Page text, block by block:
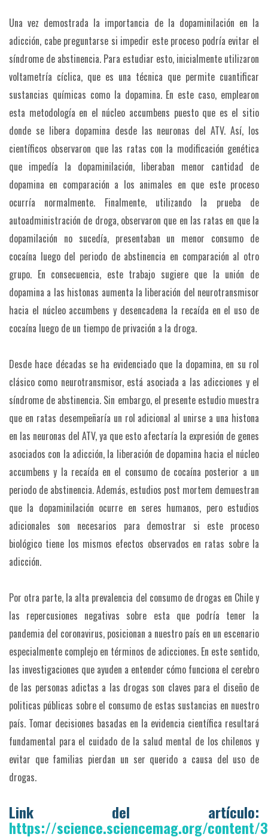
Una vez demostrada la importancia de la dopaminilación en la
adicción, cabe preguntarse si impedir este proceso podría evitar el
síndrome de abstinencia. Para estudiar esto, inicialmente utilizaron
voltametría cíclica, que es una técnica que permite cuantificar
sustancias químicas como la dopamina. En este caso, emplearon
esta metodología en el núcleo accumbens puesto que es el sitio
donde se libera dopamina desde las neuronas del ATV. Así, los
científicos observaron que las ratas con la modificación genética
que impedía la dopaminilación, liberaban menor cantidad de
dopamina en comparación a los animales en que este proceso
ocurría normalmente. Finalmente, utilizando la prueba de
autoadministración de droga, observaron que en las ratas en que la
dopamilación no sucedía, presentaban un menor consumo de
cocaína luego del periodo de abstinencia en comparación al otro
grupo. En consecuencia, este trabajo sugiere que la unión de
dopamina a las histonas aumenta la liberación del neurotransmisor
hacia el núcleo accumbens y desencadena la recaída en el uso de
cocaína luego de un tiempo de privación a la droga.
Desde hace décadas se ha evidenciado que la dopamina, en su rol
clásico como neurotransmisor, está asociada a las adicciones y el
síndrome de abstinencia. Sin embargo, el presente estudio muestra
que en ratas desempeñaría un rol adicional al unirse a una histona
en las neuronas del ATV, ya que esto afectaría la expresión de genes
asociados con la adicción, la liberación de dopamina hacia el núcleo
accumbens y la recaída en el consumo de cocaína posterior a un
periodo de abstinencia. Además, estudios post mortem demuestran
que la dopaminilación ocurre en seres humanos, pero estudios
adicionales son necesarios para demostrar si este proceso
biológico tiene los mismos efectos observados en ratas sobre la
adicción.
Por otra parte, la alta prevalencia del consumo de drogas en Chile y
las repercusiones negativas sobre esta que podría tener la
pandemia del coronavirus, posicionan a nuestro país en un escenario
especialmente complejo en términos de adicciones. En este sentido,
las investigaciones que ayuden a entender cómo funciona el cerebro
de las personas adictas a las drogas son claves para el diseño de
politicas públicas sobre el consumo de estas sustancias en nuestro
país. Tomar decisiones basadas en la evidencia científica resultará
fundamental para el cuidado de la salud mental de los chilenos y
evitar que familias pierdan un ser querido a causa del uso de
drogas.
Link del artículo:
https://science.sciencemag.org/content/